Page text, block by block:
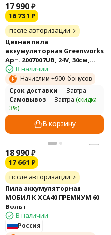
17 990₽
16 731 ₽
после авторизации
Цепная пила
аккумуляторная Greenworks
Арт. 2007007UB, 24V, 30см,
бесщеточная, c 1хАКБ 4 Ач и
ЗУ
В наличии
Начислим +900 бонусов
Cрок доставки — Завтра
Самовывоз— Завтра (скидка
3%)
В корзину
18 990₽
17 661 ₽
после авторизации
Пила аккумуляторная
МОБИЛ К XCA40 ПРЕМИУМ 60
Вольт
В наличии
Россия